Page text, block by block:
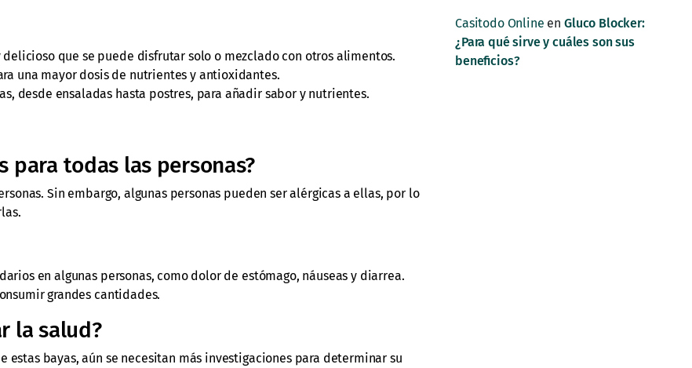
delicioso que se puede disfrutar solo o mezclado con otros alimentos.
una mayor dosis de nutrientes y antioxidantes.
desde ensaladas hasta postres, para añadir sabor y nutrientes.
para todas las personas?
Sin embargo, algunas personas pueden ser alérgicas a ellas, por lo
en algunas personas, como dolor de estómago, náuseas y diarrea.
grandes cantidades.
la salud?
bayas, aún se necesitan más investigaciones para determinar su
Casitodo Online en Gluco Blocker:
¿Para qué sirve y cuáles son sus
beneficios?